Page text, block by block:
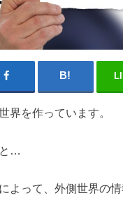
界を作っています。
…
よって、外側世界の